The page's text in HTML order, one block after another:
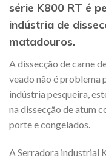
série K800 RT é
indústria de
matadouros.
A dissecção de carne
veado não é problema
indústria pesqueira,
na dissecção de atum
porte e congelados.
A Serradora industrial